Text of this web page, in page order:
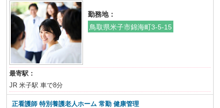
勤務地：
鳥取県米子市錦海町3-5-15
最寄駅：
JR 米子駅 車で8分
正看護師 特別養護老人ホーム常勤 健康管理